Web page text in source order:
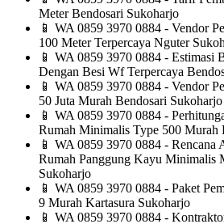
Meter Bendosari Sukoharjo
📱 WA 0859 3970 0884 - Vendor
100 Meter Terpercaya Nguter
📱 WA 0859 3970 0884 - Estimasi
Dengan Besi Wf Terpercaya
📱 WA 0859 3970 0884 - Vendor
50 Juta Murah Bendosari Sukoharjo
📱 WA 0859 3970 0884 -
Rumah Minimalis Type 500 Murah
📱 WA 0859 3970 0884 - Rencana
Rumah Panggung Kayu Minimalis
Sukoharjo
📱 WA 0859 3970 0884 - Paket
9 Murah Kartasura Sukoharjo
📱 WA 0859 3970 0884 -